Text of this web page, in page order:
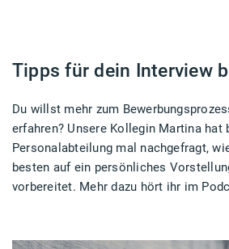
Tipps für dein Interview
Du willst mehr zum
erfahren? Unsere Kollegin Martina hat
Personalabteilung mal nachgefragt,
besten auf ein persönliches
vorbereitet. Mehr dazu hört ihr im